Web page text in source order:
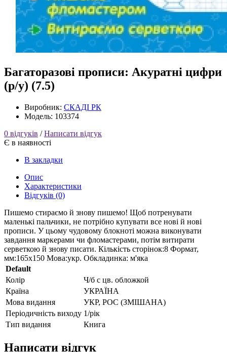
Багаторазові прописи: Акуратні цифри
(р/у) (7.5)
Виробник: СКАДІ РК
Модель: 103374
0 відгуків /Написати відгук
Є в наявності
В закладки
Опис
Характеристики
Відгуків (0)
Пишемо стираємо й знову пишемо! Щоб потренувати
маленькі пальчики, не потрібно купувати все нові й нові
прописи. У цьому чудовому блокноті можна виконувати
завдання маркерами чи фломастерами, потім витирати
серветкою й знову писати. Кількість сторінок:8 Формат,
мм:165х150 Мова:укр. Обкладинка: м'яка
Default
Колір
Ч/б с цв. обложкой
Країна
УКРАЇНА
Мова видання
УКР, РОС (ЗМІШАНА)
Періодичність виходу 1/рік
Тип видання
Книга
Написати відгук